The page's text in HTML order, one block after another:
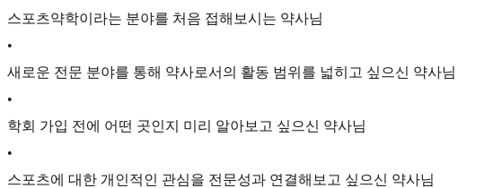
스포츠약학이라는 분야를 처음 접해보시는 약사님
•
새로운 전문 분야를 통해 약사로서의 활동 범위를 넓히고 싶으신 약사님
•
학회 가입 전에 어떤 곳인지 미리 알아보고 싶으신 약사님
•
스포츠에 대한 개인적인 관심을 전문성과 연결해보고 싶으신 약사님